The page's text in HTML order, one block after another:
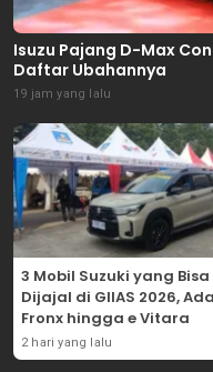
Isuzu Pajang D-Max
Daftar Ubahannya
19 jam yang lalu
3 Mobil Suzuki yang Bisa
Dijajal di GIIAS 2026, Ada
Fronx hingga e Vitara
2 hari yang lalu